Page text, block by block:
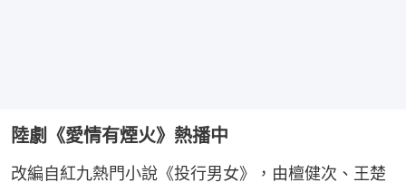
陸劇《愛情有煙火》熱播中
改編自紅九熱門小說《投行男女》，由檀健次、王楚